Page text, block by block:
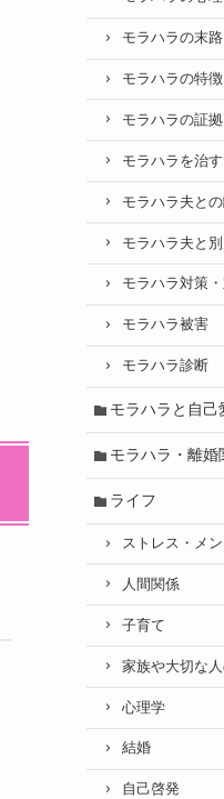
モラハラの末
モラハラの特徴
モラハラの証拠
モラハラを治す
モラハラ夫と
モラハラ夫と
モラハラ対策
モラハラ被害
モラハラ診断
モラハラと自
モラハラ・離婚
ライフ
ストレス・メ
人間関係
子育て
家族や大切な
心理学
結婚
自己啓発